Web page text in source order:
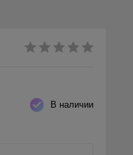
В наличии